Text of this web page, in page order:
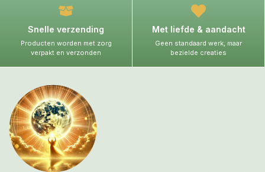
Snelle verzending
Producten worden met zorg
verpakt en verzonden
Met liefde & aandacht
Geen standaard werk, maar
bezielde creaties